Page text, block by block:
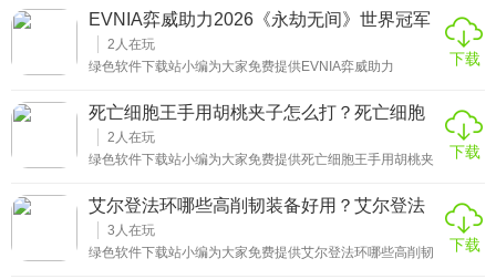
可挑战的BOSS，该BOSS拥有高额防御力和伤害减免，需要
准备能提供护甲穿透的饰品。它的攻击会附加幻星感染减
益，准备能抵抗或清除异常状态的物品很有帮助。在武器选
择上推荐使用具有出色穿透效果或高单次伤害的装备，例如
落，在夜晚击败该区域的精英怪擎星者获得泰坦之心。
EVNIA弈威助力2026《永劫无间》世界冠军
赛圆满收官-EVNIA弈威助力2026的最新相关
信息
2 人在玩
绿色软件下载站小编为大家免费提供EVNIA弈威助力
落定，巅峰荣耀铸就。当聚窟洲的最后一缕刀光收鞘，
2025《永劫无间》世界冠军赛在深圳的璀璨夜色中圆满收
官。EVNIA弈威作为赛事官方指定显示器赞助商，全程深度
参与这场武侠电竞盛宴，不仅见证了冠军荣耀时刻的诞生，
的赛事画上圆满句号。
下载
死亡细胞王手用胡桃夹子怎么打？死亡细胞
胡桃夹子属性
2 人在玩
绿色软件下载站小编为大家免费提供死亡细胞王手用胡桃夹
操作，高手还要多多练习以后才可以打败王手，毕竟胡桃夹
子的攻速非常慢，压制力很差，还不能滞空，伤害还没有盾
打的多。玩家在应对的时候任何一个地方有一些出入就会被
王手给消耗到死，并且使用胡桃夹子的时候一般在论坛里面
下载
艾尔登法环哪些高削韧装备好用？艾尔登法
环哪些高削韧装备好用一点
3 人在玩
绿色软件下载站小编为大家免费提供艾尔登法环哪些高削韧
下载